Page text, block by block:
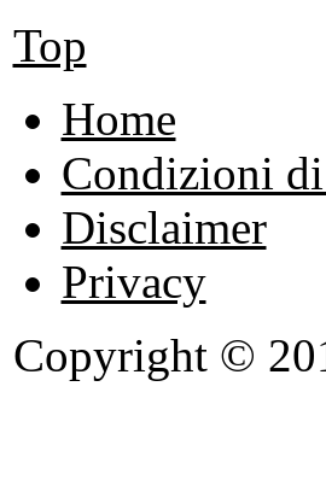
Top
Home
Condizioni
Disclaimer
Privacy
Copyright ©